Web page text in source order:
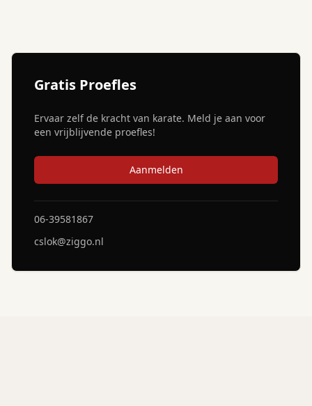
Gratis Proefles
Ervaar zelf de kracht van karate. Meld je aan voor
een vrijblijvende proefles!
Aanmelden
06-39581867
cslok@ziggo.nl